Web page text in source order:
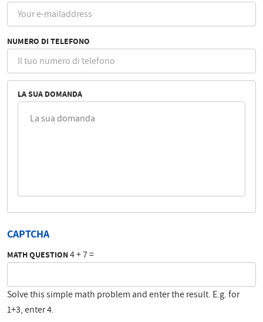
NUMERO DI TELEFONO
LA SUA DOMANDA
CAPTCHA
MATH QUESTION4 + 7 =
Solve this simple math problem and enter the result. E.g. for
1+3, enter 4.